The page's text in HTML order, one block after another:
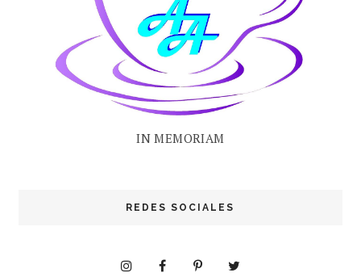
IN MEMORIAM
REDES SOCIALES